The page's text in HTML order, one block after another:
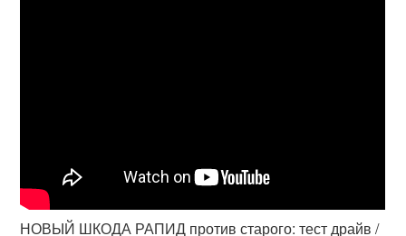
НОВЫЙ ШКОДА РАПИД против старого: тест драйв /